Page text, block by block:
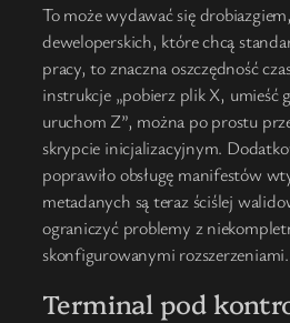
To może wydawać się
deweloperskich, które chcą
pracy, to znaczna oszczędność
instrukcje „pobierz plik X, umieść
uruchom Z”, można po prostu
skrypcie inicjalizacyjnym.
poprawiło obsługę manifestów
metadanych są teraz ściślej
ograniczyć problemy z
skonfigurowanymi rozszerzeniami.
Terminal pod